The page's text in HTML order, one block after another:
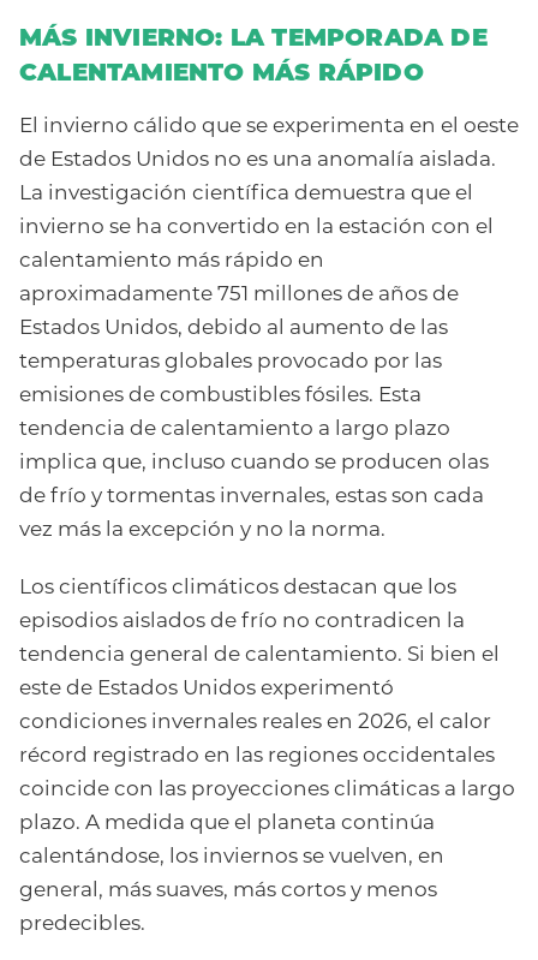
MÁS INVIERNO: LA TEMPORADA DE
CALENTAMIENTO MÁS RÁPIDO
El invierno cálido que se experimenta en el oeste
de Estados Unidos no es una anomalía aislada.
La investigación científica demuestra que el
invierno se ha convertido en la estación con el
calentamiento más rápido en
aproximadamente 751 millones de años de
Estados Unidos, debido al aumento de las
temperaturas globales provocado por las
emisiones de combustibles fósiles. Esta
tendencia de calentamiento a largo plazo
implica que, incluso cuando se producen olas
de frío y tormentas invernales, estas son cada
vez más la excepción y no la norma.
Los científicos climáticos destacan que los
episodios aislados de frío no contradicen la
tendencia general de calentamiento. Si bien el
este de Estados Unidos experimentó
condiciones invernales reales en 2026, el calor
récord registrado en las regiones occidentales
coincide con las proyecciones climáticas a largo
plazo. A medida que el planeta continúa
calentándose, los inviernos se vuelven, en
general, más suaves, más cortos y menos
predecibles.